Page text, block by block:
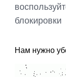
блокировки
Нам нужно